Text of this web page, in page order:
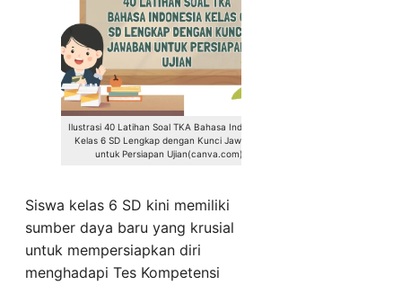
Ilustrasi 40 Latihan Soal TKA Bahasa Indonesia
Kelas 6 SD Lengkap dengan Kunci Jawaban
untuk Persiapan Ujian(canva.com)
Siswa kelas 6 SD kini memiliki
sumber daya baru yang krusial
untuk mempersiapkan diri
menghadapi Tes Kompetensi